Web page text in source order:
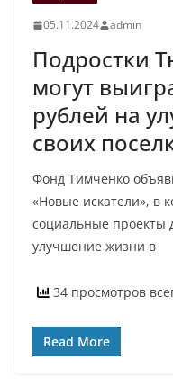
05.11.2024 admin
Подростки
могут
рублей на
своих
Фонд Тимченко
«Новые искатели», в
социальные проекты
улучшение жизни в
34 просмотров
Read More